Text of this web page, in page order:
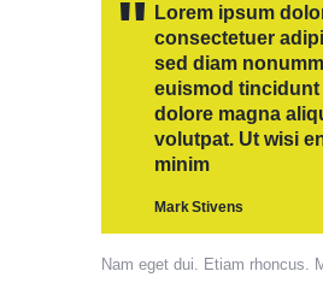
Lorem ipsum
consectetuer
sed diam
euismod tincidunt
dolore magna
volutpat. Ut wisi
minim
Mark Stivens
Nam eget dui. Etiam rhoncus.